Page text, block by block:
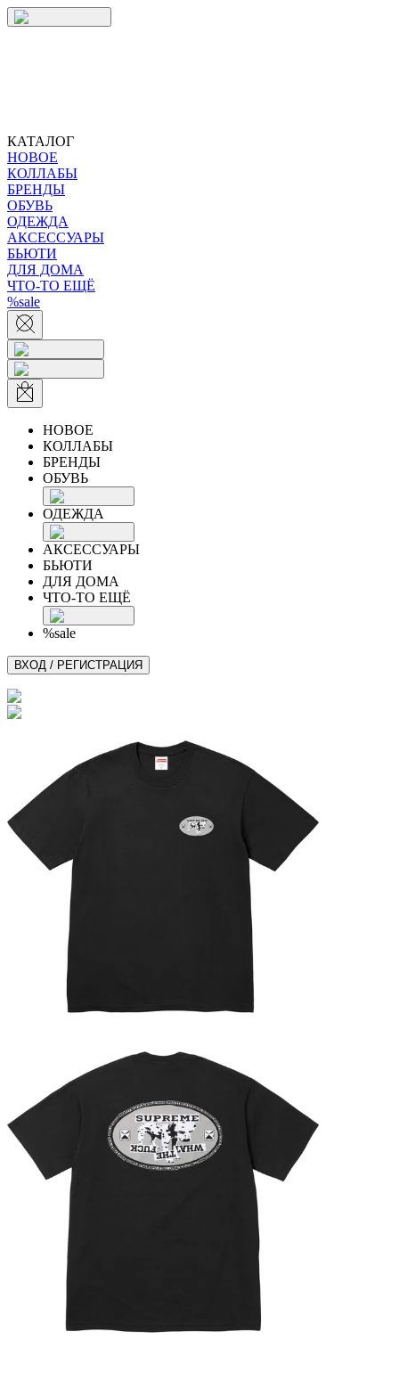
КАТАЛОГ
НОВОЕ
КОЛЛАБЫ
БРЕНДЫ
ОБУВЬ
ОДЕЖДА
АКСЕССУАРЫ
БЬЮТИ
ДЛЯ ДОМА
ЧТО-ТО ЕЩЁ
%sale
НОВОЕ
КОЛЛАБЫ
БРЕНДЫ
ОБУВЬ
ОДЕЖДА
АКСЕССУАРЫ
БЬЮТИ
ДЛЯ ДОМА
ЧТО-ТО ЕЩЁ
%sale
ВХОД / РЕГИСТРАЦИЯ